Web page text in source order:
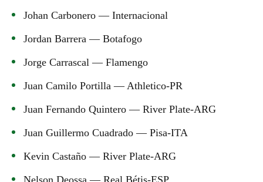
Johan Carbonero — Internacional
Jordan Barrera — Botafogo
Jorge Carrascal — Flamengo
Juan Camilo Portilla — Athletico-PR
Juan Fernando Quintero — River Plate-ARG
Juan Guillermo Cuadrado — Pisa-ITA
Kevin Castaño — River Plate-ARG
Nelson Deossa — Real Bétis-ESP